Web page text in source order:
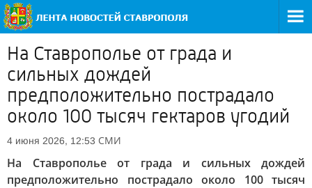
На Ставрополье от града и
сильных дождей
предположительно пострадало
около 100 тысяч гектаров угодий
4 июня 2026, 12:53 СМИ
На Ставрополье от града и сильных дождей
предположительно пострадало около 100 тысяч